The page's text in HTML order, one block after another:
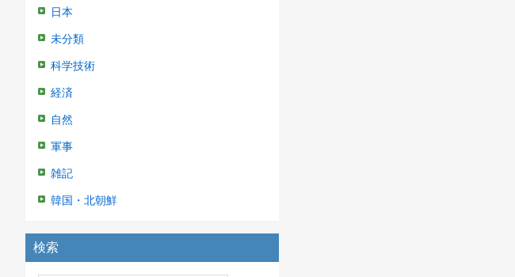
日本
未分類
科学技術
経済
自然
軍事
雑記
韓国・北朝鮮
検索